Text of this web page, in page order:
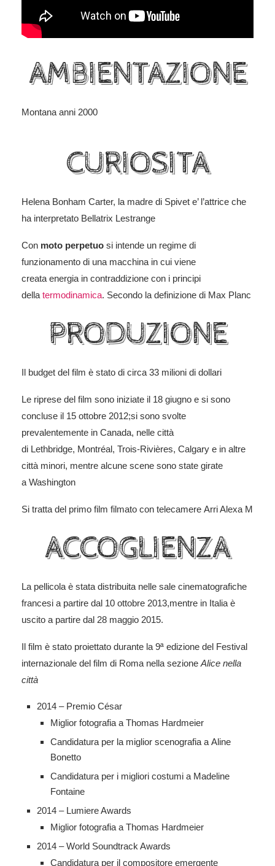
AMBIENTAZIONE
Montana anni 2000
CURIOSITA
Helena Bonham Carter, la madre di Spivet e’ l’attrice che
ha interpretato Bellatrix Lestrange
Con moto perpetuo si intende un regime di
funzionamento di una macchina in cui viene
creata energia in contraddizione con i principi
della termodinamica. Secondo la definizione di Max Planc
PRODUZIONE
Il budget del film è stato di circa 33 milioni di dollari
Le riprese del film sono iniziate il 18 giugno e si sono
concluse il 15 ottobre 2012;si sono svolte
prevalentemente in Canada, nelle città
di Lethbridge, Montréal, Trois-Rivières, Calgary e in altre
città minori, mentre alcune scene sono state girate
a Washington
Si tratta del primo film filmato con telecamere Arri Alexa M
ACCOGLIENZA
La pellicola è stata distribuita nelle sale cinematografiche
francesi a partire dal 10 ottobre 2013,mentre in Italia è
uscito a partire dal 28 maggio 2015.
Il film è stato proiettato durante la 9ª edizione del Festival
internazionale del film di Roma nella sezione Alice nella
città
2014 – Premio César
Miglior fotografia a Thomas Hardmeier
Candidatura per la miglior scenografia a Aline
Bonetto
Candidatura per i migliori costumi a Madeline
Fontaine
2014 – Lumiere Awards
Miglior fotografia a Thomas Hardmeier
2014 – World Soundtrack Awards
Candidatura per il compositore emergente